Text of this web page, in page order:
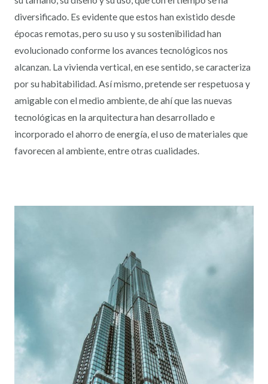
diversificado. Es evidente que estos han existido desde
épocas remotas, pero su uso y su sostenibilidad han
evolucionado conforme los avances tecnológicos nos
alcanzan. La vivienda vertical, en ese sentido, se caracteriza
por su habitabilidad. Así mismo, pretende ser respetuosa y
amigable con el medio ambiente, de ahí que las nuevas
tecnológicas en la arquitectura han desarrollado e
incorporado el ahorro de energía, el uso de materiales que
favorecen al ambiente, entre otras cualidades.